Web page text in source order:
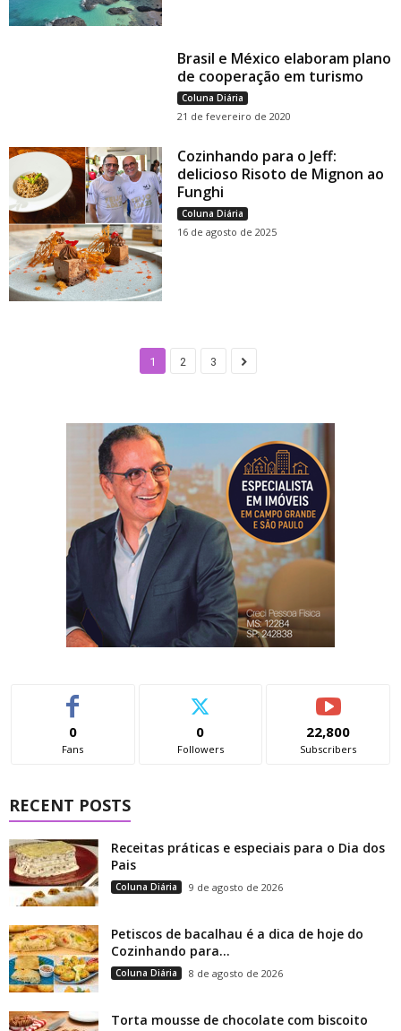
Brasil e México elaboram plano
de cooperação em turismo
Coluna Diária
21 de fevereiro de 2020
Cozinhando para o Jeff:
delicioso Risoto de Mignon ao
Funghi
Coluna Diária
16 de agosto de 2025
1 2 3
0
Fans
0
Followers
22,800
Subscribers
RECENT POSTS
Receitas práticas e especiais para o Dia dos
Pais
Coluna Diária 9 de agosto de 2026
Petiscos de bacalhau é a dica de hoje do
Cozinhando para...
Coluna Diária 8 de agosto de 2026
Torta mousse de chocolate com biscoito